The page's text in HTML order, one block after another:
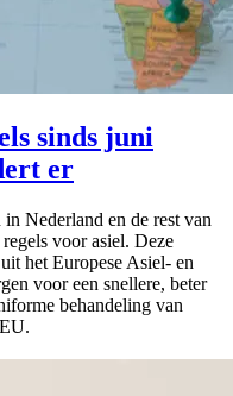
sinds juni
er
Nederland en de rest van
voor asiel. Deze
het Europese Asiel- en
voor een snellere, beter
behandeling van